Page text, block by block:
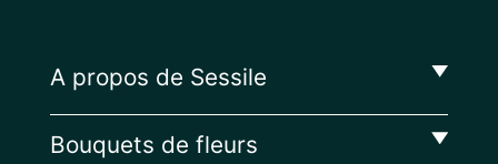
A propos de Sessile
Bouquets de fleurs